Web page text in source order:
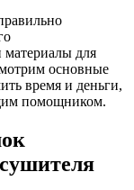
материалы для
основные
время и деньги,
помощником.